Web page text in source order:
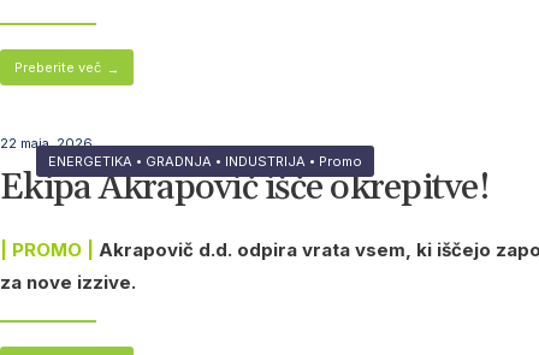
Preberite več →
ENERGETIKA • GRADNJA • INDUSTRIJA • Promo
22 maja, 2026
Ekipa Akrapovič išče okrepitve!
| PROMO | Akrapovič d.d. odpira vrata vsem, ki iščejo
za nove izzive.